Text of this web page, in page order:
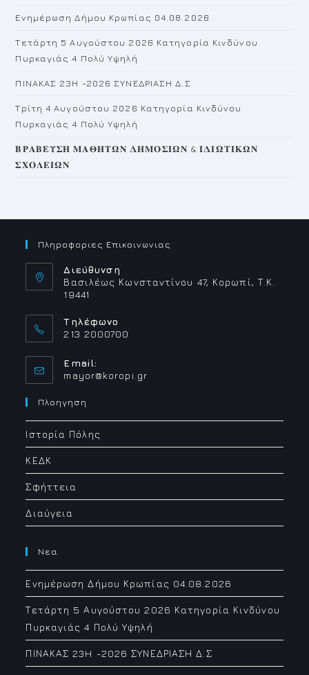
Ενημέρωση Δήμου Κρωπίας 04.08.2026
Τετάρτη 5 Αυγούστου 2026 Κατηγορία Κινδύνου
Πυρκαγιάς 4 Πολύ Υψηλή
ΠΙΝΑΚΑΣ 23H -2026 ΣΥΝΕΔΡΙΑΣΗ Δ.Σ
Τρίτη 4 Αυγούστου 2026 Κατηγορία Κινδύνου
Πυρκαγιάς 4 Πολύ Υψηλή
𝚩𝚸𝚨𝚩𝚬𝚼𝚺𝚮 𝚳𝚨𝚯𝚮𝚻𝛀𝚴 𝚫𝚮𝚳𝚶𝚺𝚰𝛀𝚴 & 𝚰𝚫𝚰𝛀𝚻𝚰𝚱𝛀𝚴
𝚺𝚾𝚶𝚲𝚬𝚰𝛀𝚴
Πληροφοριες Επικοινωνιας
Διεύθυνση
Βασιλέως Κωνσταντίνου 47, Κορωπί, Τ.Κ.
19441
Τηλέφωνο
213 2000700
Email:
mayor@koropi.grOpens
Πλοηγηση
Ιστορία Πόλης
ΚΕΔΚ
Σφήττεια
Διαύγεια
Νεα
Ενημέρωση Δήμου Κρωπίας 04.08.2026
Τετάρτη 5 Αυγούστου 2026 Κατηγορία Κινδύνου
Πυρκαγιάς 4 Πολύ Υψηλή
ΠΙΝΑΚΑΣ 23H -2026 ΣΥΝΕΔΡΙΑΣΗ Δ.Σ